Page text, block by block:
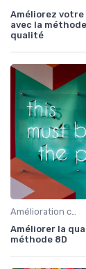
Améliorez votre
avec la
qualité
Améliorer la
méthode 8D